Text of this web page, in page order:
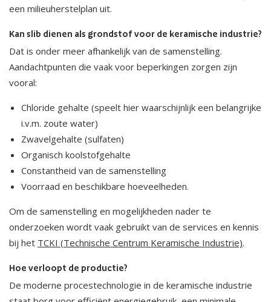
een milieuherstelplan uit.
Kan slib dienen als grondstof voor de keramische industrie?
Dat is onder meer afhankelijk van de samenstelling.
Aandachtpunten die vaak voor beperkingen zorgen zijn
vooral:
Chloride gehalte (speelt hier waarschijnlijk een belangrijke
i.v.m. zoute water)
Zwavelgehalte (sulfaten)
Organisch koolstofgehalte
Constantheid van de samenstelling
Voorraad en beschikbare hoeveelheden.
Om de samenstelling en mogelijkheden nader te
onderzoeken wordt vaak gebruikt van de services en kennis
bij het TCKI (Technische Centrum Keramische Industrie).
Hoe verloopt de productie?
De moderne procestechnologie in de keramische industrie